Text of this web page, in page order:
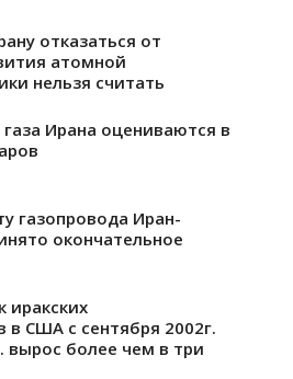
отказаться от
атомной
нельзя считать
Ирана оцениваются в
газопровода Иран-
окончательное
иракских
в США с сентября 2002г.
вырос более чем в три